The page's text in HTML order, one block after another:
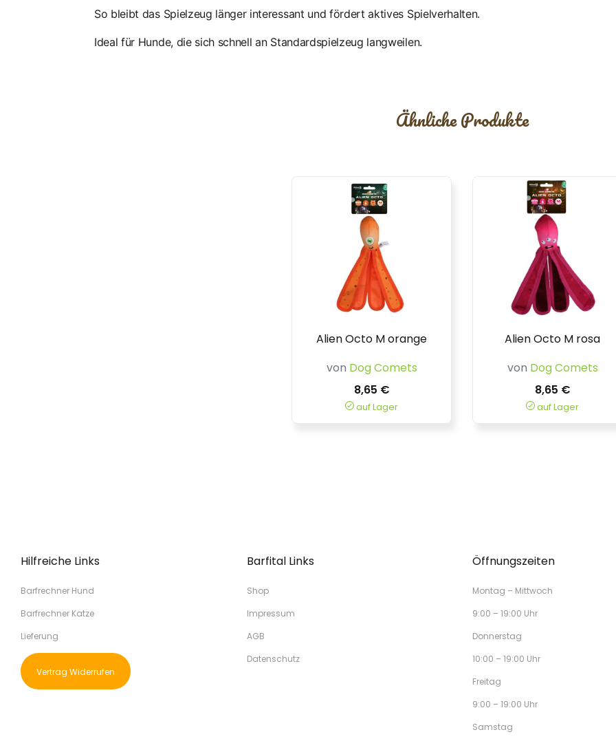
So bleibt das Spielzeug länger interessant und fördert aktives Spielverhalten.
Ideal für Hunde, die sich schnell an Standardspielzeug langweilen.
Ähnliche Produkte
Alien Octo M orange
von Dog Comets
8,65 €
auf Lager
Alien Octo M rosa
von Dog Comets
8,65 €
auf Lager
Hilfreiche Links
Barfrechner Hund
Barfrechner Katze
Lieferung
Vertrag Widerrufen
Barfital Links
Shop
Impressum
AGB
Datenschutz
Öffnungszeiten
Montag – Mittwoch
9:00 – 19:00 Uhr
Donnerstag
10:00 – 19:00 Uhr
Freitag
9:00 – 19:00 Uhr
Samstag